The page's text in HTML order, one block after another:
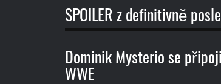
SPOILER z definitivně
Dominik Mysterio se
WWE